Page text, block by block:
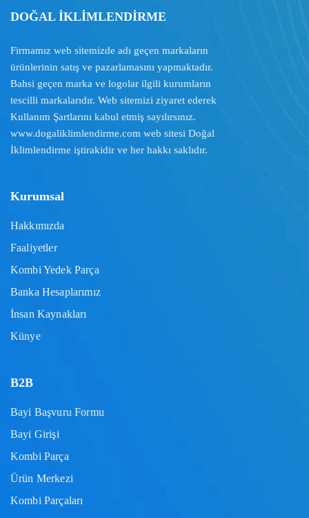
DOĞAL İKLİMLENDİRME
Firmamız web sitemizde adı geçen markaların
ürünlerinin satış ve pazarlamasını yapmaktadır.
Bahsi geçen marka ve logolar ilgili kurumların
tescilli markalarıdır. Web sitemizi ziyaret ederek
Kullanım Şartlarını kabul etmiş sayılırsınız.
www.dogaliklimlendirme.com web sitesi Doğal
İklimlendirme iştirakidir ve her hakkı saklıdır.
Kurumsal
Hakkımızda
Faaliyetler
Kombi Yedek Parça
Banka Hesaplarımız
İnsan Kaynakları
Künye
B2B
Bayi Başvuru Formu
Bayi Girişi
Kombi Parça
Ürün Merkezi
Kombi Parçaları